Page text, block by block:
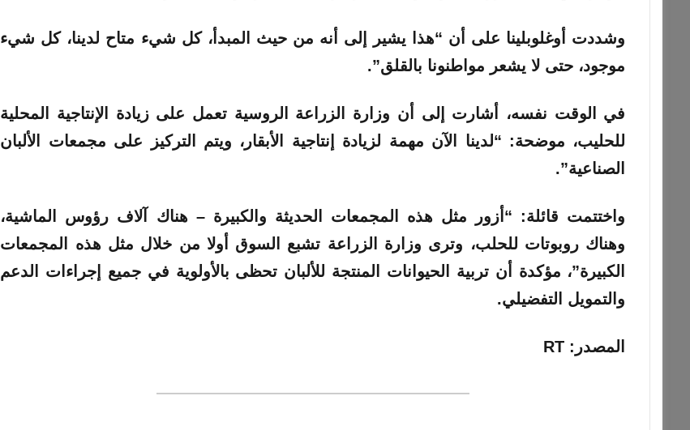
وشددت أوغلوبلينا على أن “هذا يشير إلى أنه من حيث المبدأ، كل شيء متاح لدينا، كل شيء
موجود، حتى لا يشعر مواطنونا بالقلق”.
في الوقت نفسه، أشارت إلى أن وزارة الزراعة الروسية تعمل على زيادة الإنتاجية المحلية
للحليب، موضحة: “لدينا الآن مهمة لزيادة إنتاجية الأبقار، ويتم التركيز على مجمعات الألبان
الصناعية”.
واختتمت قائلة: “أزور مثل هذه المجمعات الحديثة والكبيرة – هناك آلاف رؤوس الماشية،
وهناك روبوتات للحلب، وترى وزارة الزراعة تشبع السوق أولا من خلال مثل هذه المجمعات
الكبيرة”، مؤكدة أن تربية الحيوانات المنتجة للألبان تحظى بالأولوية في جميع إجراءات الدعم
والتمويل التفضيلي.
المصدر: RT